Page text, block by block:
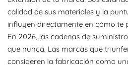
calidad de sus materiales y la
influyen directamente en cómo te
En 2026, las cadenas de
que nunca. Las marcas que
consideren la fabricación como